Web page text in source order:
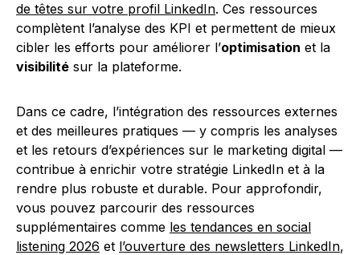
de têtes sur votre profil LinkedIn. Ces ressources
complètent l’analyse des KPI et permettent de mieux
cibler les efforts pour améliorer l’optimisation et la
visibilité sur la plateforme.
Dans ce cadre, l’intégration des ressources externes
et des meilleures pratiques — y compris les analyses
et les retours d’expériences sur le marketing digital —
contribue à enrichir votre stratégie LinkedIn et à la
rendre plus robuste et durable. Pour approfondir,
vous pouvez parcourir des ressources
supplémentaires comme les tendances en social
listening 2026 et l’ouverture des newsletters LinkedIn,